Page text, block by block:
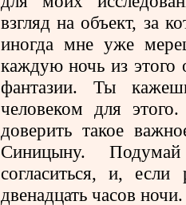
взгляд на объект, за
иногда мне уже
каждую ночь из этого
фантазии. Ты
человеком для
доверить такое
Синицыну.
согласиться, и,
двенадцать часов ночи.